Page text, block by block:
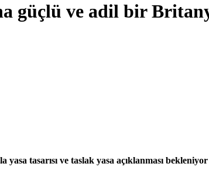
güçlü ve adil bir
tasarısı ve taslak yasa açıklanması bekleniyor